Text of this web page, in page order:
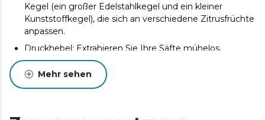
Kegel (ein großer Edelstahlkegel und ein kleiner
Kunststoffkegel), die sich an verschiedene Zitrusfrüchte
anpassen.
Druckhebel: Extrahieren Sie Ihre Säfte mühelos.
Kontinuierliches Extraktionssystem: Gießen Sie den Saft
einfach und bequem direkt in das Glas.
Mehr sehen